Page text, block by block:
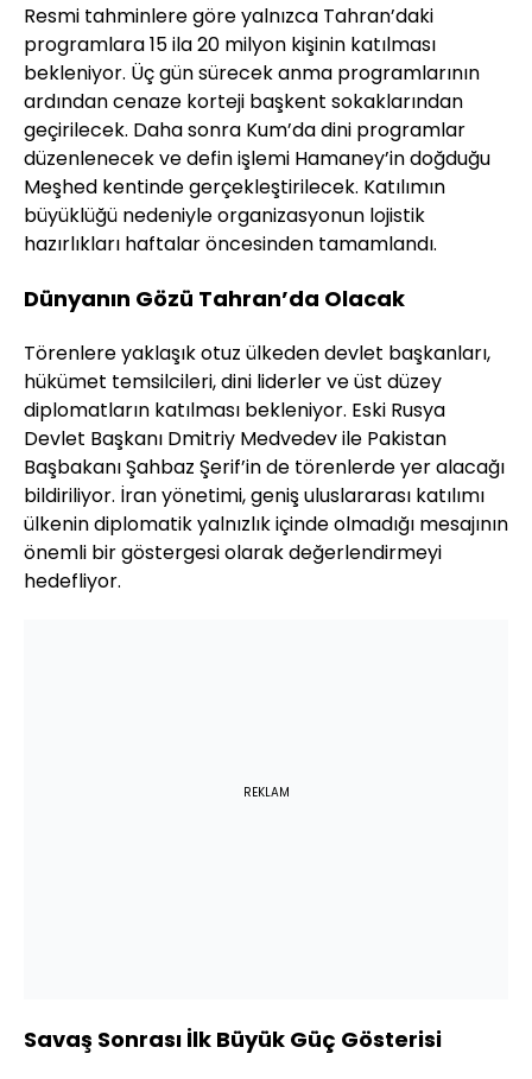
Resmi tahminlere göre yalnızca Tahran’daki
programlara 15 ila 20 milyon kişinin katılması
bekleniyor. Üç gün sürecek anma programlarının
ardından cenaze korteji başkent sokaklarından
geçirilecek. Daha sonra Kum’da dini programlar
düzenlenecek ve defin işlemi Hamaney’in doğduğu
Meşhed kentinde gerçekleştirilecek. Katılımın
büyüklüğü nedeniyle organizasyonun lojistik
hazırlıkları haftalar öncesinden tamamlandı.
Dünyanın Gözü Tahran’da Olacak
Törenlere yaklaşık otuz ülkeden devlet başkanları,
hükümet temsilcileri, dini liderler ve üst düzey
diplomatların katılması bekleniyor. Eski Rusya
Devlet Başkanı Dmitriy Medvedev ile Pakistan
Başbakanı Şahbaz Şerif’in de törenlerde yer alacağı
bildiriliyor. İran yönetimi, geniş uluslararası katılımı
ülkenin diplomatik yalnızlık içinde olmadığı mesajının
önemli bir göstergesi olarak değerlendirmeyi
hedefliyor.
REKLAM
Savaş Sonrası İlk Büyük Güç Gösterisi